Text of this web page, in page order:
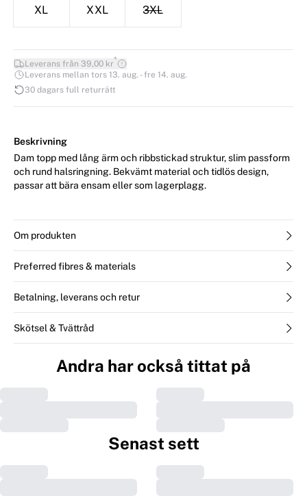
XL XXL 3XL
Leverans från 39,00 kr*
Leverans mellan tors 13. aug. - fre 14. aug.
30 dagars full returrätt
Beskrivning
Dam topp med lång ärm och ribbstickad struktur, slim passform
och rund halsringning. Bekvämt material och tidlös design,
passar att bära ensam eller som lagerplagg.
Om produkten
Preferred fibres & materials
Betalning, leverans och retur
Skötsel & Tvättråd
Andra har också tittat på
Senast sett